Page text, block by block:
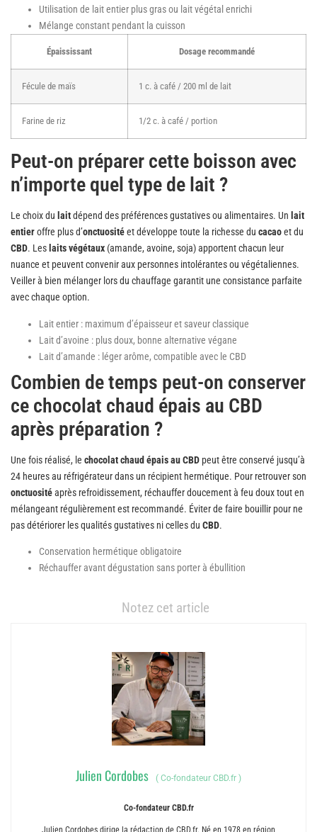
Utilisation de lait entier plus gras ou lait végétal enrichi
Mélange constant pendant la cuisson
Épaississant Dosage recommandé
Fécule de maïs 1 c. à café / 200 ml de lait
Farine de riz 1/2 c. à café / portion
Peut-on préparer cette boisson avec
n’importe quel type de lait ?
Le choix du laitdépend des préférences gustatives ou alimentaires. Un lait
entieroffre plus d’onctuositéet développe toute la richesse du cacaoet du
CBD. Les laits végétaux (amande, avoine, soja) apportent chacun leur
nuance et peuvent convenir aux personnes intolérantes ou végétaliennes.
Veiller à bien mélanger lors du chauffage garantit une consistance parfaite
avec chaque option.
Lait entier : maximum d’épaisseur et saveur classique
Lait d’avoine : plus doux, bonne alternative végane
Lait d’amande : léger arôme, compatible avec le CBD
Combien de temps peut-on conserver
ce chocolat chaud épais au CBD
après préparation ?
Une fois réalisé, le chocolat chaud épais au CBD peut être conservé jusqu’à
24 heures au réfrigérateur dans un récipient hermétique. Pour retrouver son
onctuositéaprès refroidissement, réchauffer doucement à feu doux tout en
mélangeant régulièrement est recommandé. Éviter de faire bouillir pour ne
pas détériorer les qualités gustatives ni celles du CBD.
Conservation hermétique obligatoire
Réchauffer avant dégustation sans porter à ébullition
Notez cet article
Julien Cordobes ( Co-fondateur CBD.fr )
Co-fondateur CBD.fr
Julien Cordobes dirige la rédaction de CBD.fr. Né en 1978 en région